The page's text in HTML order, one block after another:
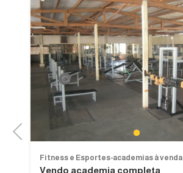
Previous 1
Fitness e Esportes-academias à venda
Vendo academia completa